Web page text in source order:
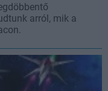
arról, mik a